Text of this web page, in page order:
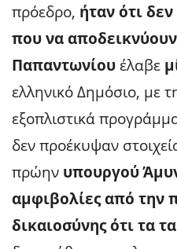
πρόεδρο, ήταν ότι
που να αποδεικνύουν
Παπαντωνίουέλαβε
ελληνικό Δημόσιο, με
εξοπλιστικά
δεν προέκυψαν
πρώην υπουργού
αμφιβολίες από την
δικαιοσύνης ότι τα